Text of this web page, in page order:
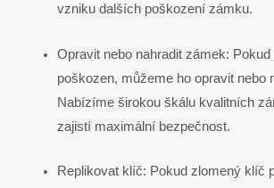
vzniku dalších poškození zámku.
Opravit nebo nahradit zámek:
poškozen, můžeme ho opravit nebo
Nabízíme širokou škálu kvalitních
zajistí maximální bezpečnost.
Replikovat klíč: Pokud zlomený klíč